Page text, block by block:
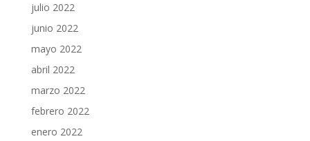
julio 2022
junio 2022
mayo 2022
abril 2022
marzo 2022
febrero 2022
enero 2022